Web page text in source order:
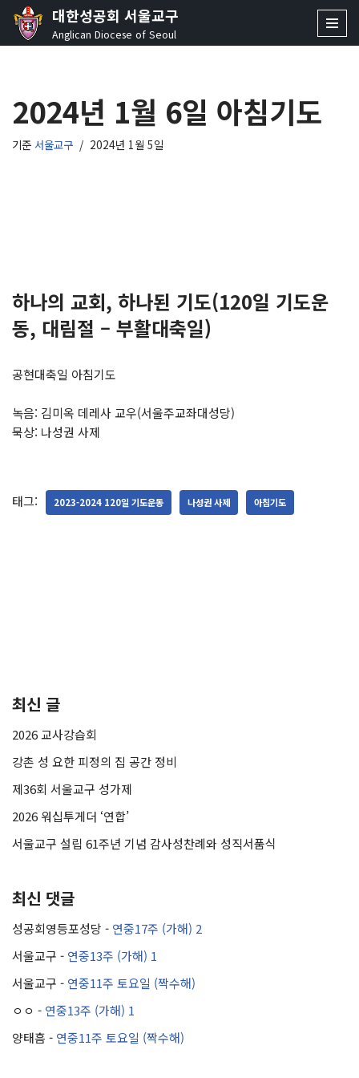
콘
로
건
너
대한성공회 서울교구
Anglican Diocese of Seoul
2024년 1월 6일 아침기도
기준 서울교구 2024년 1월 5일
하나의 교회, 하나된 기도(120일 기도운
동, 대림절 – 부활대축일)
공현대축일 아침기도
녹음: 김미옥 데레사 교우(서울주교좌대성당)
묵상: 나성권 사제
태그: 2023-2024 120일 기도운동 나성권 사제 아침기도
최신 글
2026 교사강습회
강촌 성 요한 피정의 집 공간 정비
제36회 서울교구 성가제
2026 워십투게더 ‘연합’
서울교구 설립 61주년 기념 감사성찬례와 성직서품식
최신 댓글
성공회영등포성당 - 연중17주 (가해) 2
서울교구 - 연중13주 (가해) 1
서울교구 - 연중11주 토요일 (짝수해)
ㅇㅇ - 연중13주 (가해) 1
양태흠 - 연중11주 토요일 (짝수해)